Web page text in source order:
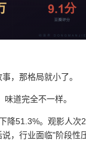
，那格局就小了。
道完全不一样。
降51.3%。观影人
，行业面临"阶段性